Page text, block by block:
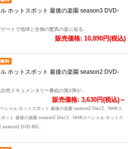
ホットスポット 最後の楽園 season3 DVD-
ートで地球と生物の驚異の姿に迫る..
販売価格: 10,890円(税込)
ホットスポット 最後の楽園 season2 DVD-
然ドキュメンタリー番組の第2弾が..
販売価格: 3,630円(税込)～
シャル ホットスポット 最後の楽園 season2 Disc2、NHKス
ット 最後の楽園 season2 Disc3、NHKスペシャル ホットス
season2 DVD-BO...